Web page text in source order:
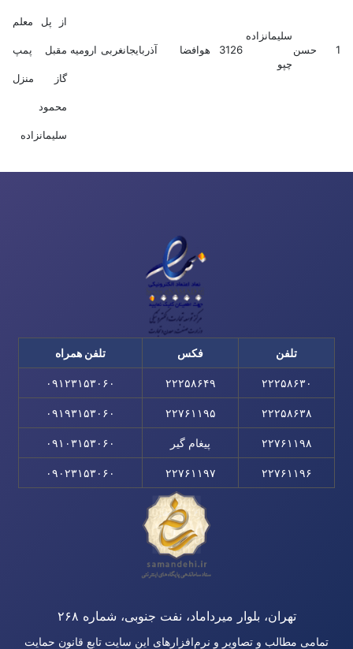
1 حسن
سلیمانزاده
چپو
3126 هوافضا آذربایجانغربی ارومیه
از پل معلم
مقبل پمپ
گاز منزل
محمود
سلیمانزاده
تلفن فکس تلفن همراه
۲۲۲۵۸۶۳۰ ۲۲۲۵۸۶۴۹ ۰۹۱۲۳۱۵۳۰۶۰
۲۲۲۵۸۶۳۸ ۲۲۷۶۱۱۹۵ ۰۹۱۹۳۱۵۳۰۶۰
۲۲۷۶۱۱۹۸ پیغام گیر ۰۹۱۰۳۱۵۳۰۶۰
۲۲۷۶۱۱۹۶ ۲۲۷۶۱۱۹۷ ۰۹۰۲۳۱۵۳۰۶۰
تهران، بلوار میرداماد، نفت جنوبی، شماره ۲۶۸
تمامی مطالب و تصاویر و نرم‌افزارهای این سایت تابع قانون حمایت